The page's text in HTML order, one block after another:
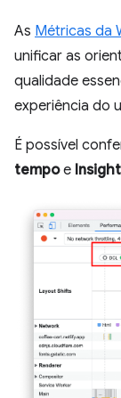
As Métricas da
unificar as
qualidade
experiência do
É possível
tempoe